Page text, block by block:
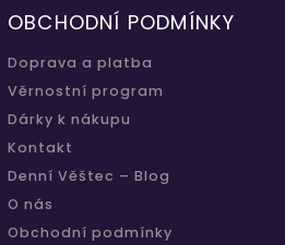
OBCHODNÍ PODMÍNKY
Doprava a platba
Věrnostní program
Dárky k nákupu
Kontakt
Denní Věštec – Blog
O nás
Obchodní podmínky